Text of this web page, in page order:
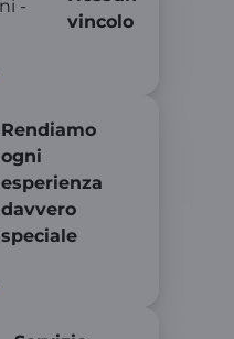
vincolo
Rendiamo
ogni
esperienza
davvero
speciale